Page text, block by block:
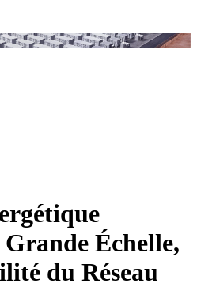
Échelle,
du Réseau